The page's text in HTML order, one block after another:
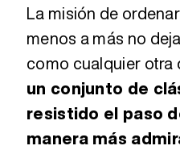
La misión de
menos a más no
como cualquier otra
un conjunto de
resistido el paso
manera más